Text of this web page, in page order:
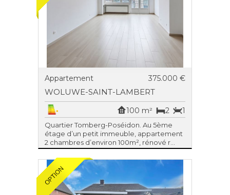
Appartement 375.000 €
WOLUWE-SAINT-LAMBERT
1
2
100 m²
Quartier Tomberg-Poséidon. Au 5ème
étage d’un petit immeuble, appartement
2 chambres d’environ 100m², rénové r...